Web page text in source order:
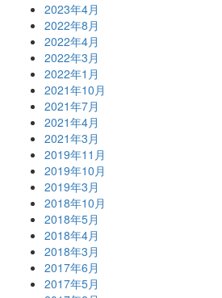
2023年4月
2022年8月
2022年4月
2022年3月
2022年1月
2021年10月
2021年7月
2021年4月
2021年3月
2019年11月
2019年10月
2019年3月
2018年10月
2018年5月
2018年4月
2018年3月
2017年6月
2017年5月